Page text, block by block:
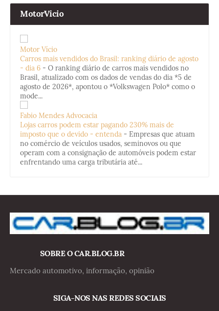
MotorVicio
Motor Vício
Carros mais vendidos do Brasil: ranking diário de agosto
- dia 6 - O ranking diário de carros mais vendidos no
Brasil, atualizado com os dados de vendas do dia *5 de
agosto de 2026*, apontou o *Volkswagen Polo* como o
mode...
Fabio Mendes Advocacia
Lojas carros podem estar pagando 230% mais de
imposto que o devido - entenda - Empresas que atuam
no comércio de veículos usados, seminovos ou que
operam com a consignação de automóveis podem estar
enfrentando uma carga tributária até...
SOBRE O CAR.BLOG.BR
Mercado automotivo, informação, opinião
SIGA-NOS NAS REDES SOCIAIS